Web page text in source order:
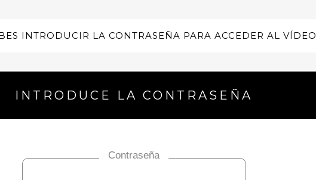
INTRODUCIR LA CONTRASEÑA PARA ACCEDER AL VÍDEO
INTRODUCE LA CONTRASEÑA
Contraseña